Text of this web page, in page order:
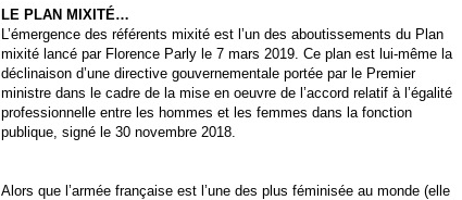
LE PLAN MIXITÉ…
L’émergence des référents mixité est l’un des aboutissements du Plan
mixité lancé par Florence Parly le 7 mars 2019. Ce plan est lui-même la
déclinaison d’une directive gouvernementale portée par le Premier
ministre dans le cadre de la mise en oeuvre de l’accord relatif à l’égalité
professionnelle entre les hommes et les femmes dans la fonction
publique, signé le 30 novembre 2018.
Alors que l’armée française est l’une des plus féminisée au monde (elle